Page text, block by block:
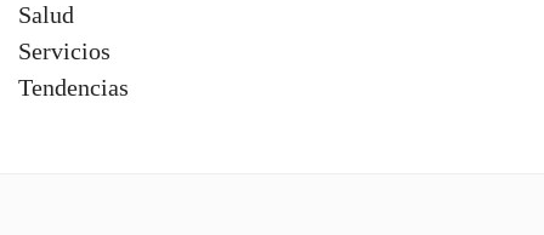
Salud
Servicios
Tendencias